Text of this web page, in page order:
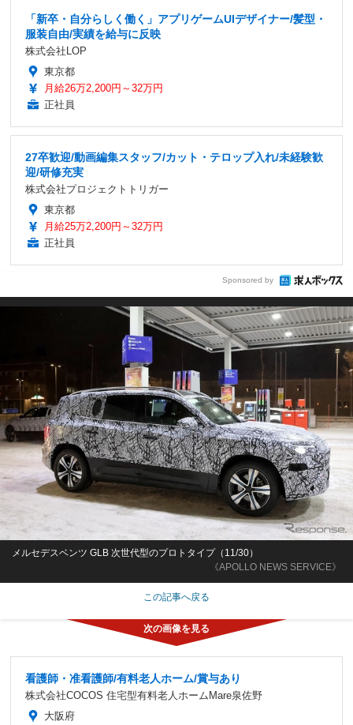
「新卒・自分らしく働く」アプリゲームUIデザイナー/髪型・
服装自由/実績を給与に反映
株式会社LOP
東京都
月給26万2,200円～32万円
正社員
27卒歓迎/動画編集スタッフ/カット・テロップ入れ/未経験歓
迎/研修充実
株式会社プロジェクトトリガー
東京都
月給25万2,200円～32万円
正社員
Sponsored by
《APOLLO NEWS SERVICE》
メルセデスベンツ GLB 次世代型のプロトタイプ（11/30）
この記事へ戻る
看護師・准看護師/有料老人ホーム/賞与あり
株式会社COCOS 住宅型有料老人ホームMare泉佐野
大阪府